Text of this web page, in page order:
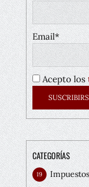
Email*
Acepto los
CATEGORÍAS
19